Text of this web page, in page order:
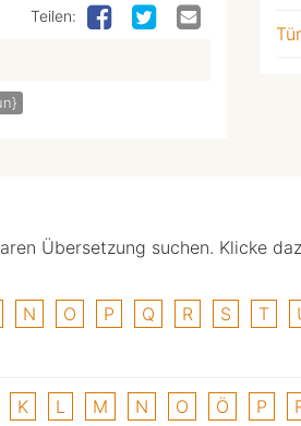
Teilen:
Übersetzung suchen. Klicke
N O P Q R S T
K L M N O Ö P